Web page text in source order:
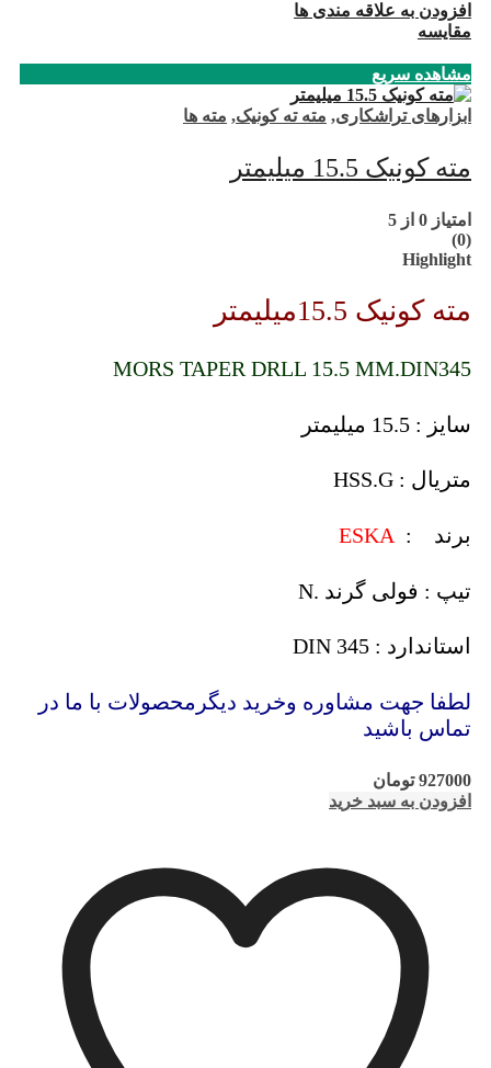
افزودن به علاقه مندی ها
مقایسه
مشاهده سریع
ابزارهای تراشکاری, مته ته کونیک, مته ها
مته کونیک 15.5 میلیمتر
امتیاز 0 از 5
(0)
Highlight
مته کونیک 15.5میلیمتر
MORS TAPER DRLL 15.5 MM.DIN345
سایز : 15.5 میلیمتر
متریال : HSS.G
برند :
تیپ : فولی گرند .N
استاندارد : DIN 345
لطفا جهت مشاوره وخرید دیگرمحصولات با ما در
تماس باشید
927000 تومان
افزودن به سبد خرید